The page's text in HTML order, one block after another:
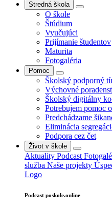
Stredná škola
O škole
Štúdium
Vyučujúci
Prijímanie študentov
Maturita
Fotogaléria
Pomoc
Školský podporný
Výchovné
Školský digitálny
Potrebujem pomoc
Predchádzame
Eliminácia
Podpora cez čet
Život v škole
Aktuality Podcast
služba Naše projekty
Logo
Podcast poskole.online